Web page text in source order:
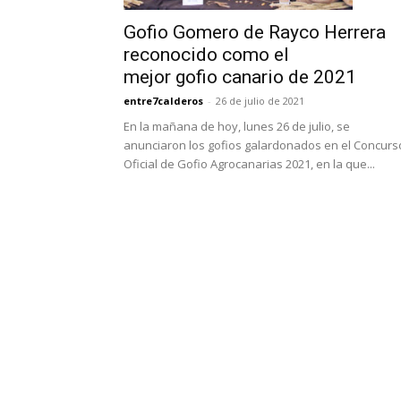
Gofio Gomero de Rayco Herrera
reconocido como el
mejor gofio canario de 2021
entre7calderos - 26 de julio de 2021
En la mañana de hoy, lunes 26 de julio, se
anunciaron los gofios galardonados en el
Oficial de Gofio Agrocanarias 2021, en la que...